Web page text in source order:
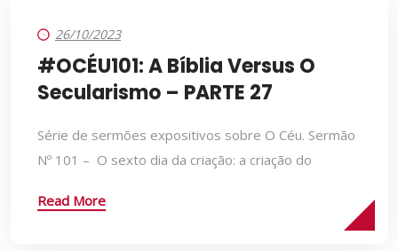
26/10/2023
#OCÉU101: A Bíblia Versus O
Secularismo – PARTE 27
Série de sermões expositivos sobre O Céu. Sermão
Nº 101 – O sexto dia da criação: a criação do
Read More